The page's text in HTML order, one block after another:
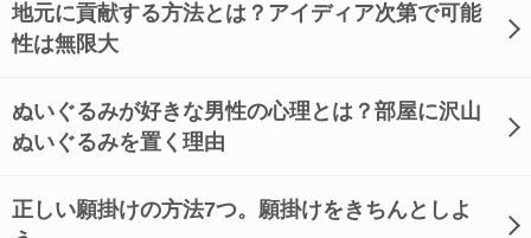
地元に貢献する方法とは？アイディア次第で可能
性は無限大
ぬいぐるみが好きな男性の心理とは？部屋に沢山
ぬいぐるみを置く理由
正しい願掛けの方法7つ。願掛けをきちんとしよ